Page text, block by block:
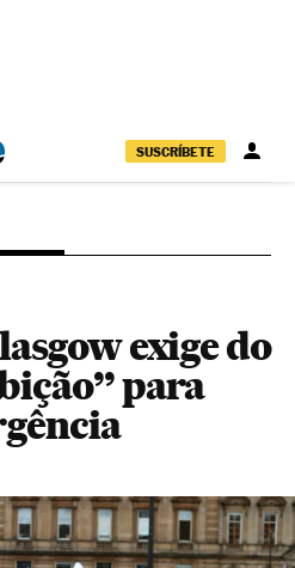
SUSCRÍBETE
exige do
para